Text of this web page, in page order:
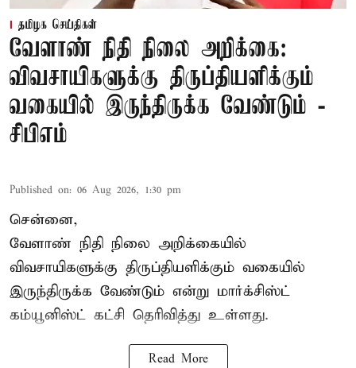
தமிழக செய்திகள்
வேளாண் நிதி நிலை அறிக்கை:
விவசாயிகளுக்கு திருப்தியளிக்கும்
வகையில் இருந்திருக்க வேண்டும் -
சிபிஎம்
Published on: 06 Aug 2026, 1:30 pm
சென்னை,
வேளாண் நிதி நிலை அறிக்கையில்
விவசாயிகளுக்கு திருப்தியளிக்கும் வகையில்
இருந்திருக்க வேண்டும் என்று மார்க்சிஸ்ட்
கம்யூனிஸ்ட் கட்சி தெரிவித்து உள்ளது.
Read More